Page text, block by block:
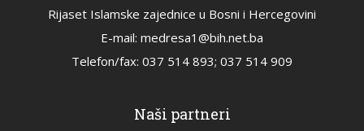
Rijaset Islamske zajednice u Bosni i Hercegovini
E-mail: medresa1@bih.net.ba
Telefon/fax: 037 514 893; 037 514 909
Naši partneri